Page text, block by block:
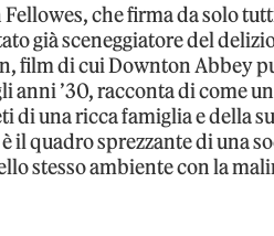
Fellowes, che firma da solo
già sceneggiatore del
film di cui Downton Abbey
anni ’30, racconta di come
di una ricca famiglia e della
è il quadro sprezzante di una
stesso ambiente con la